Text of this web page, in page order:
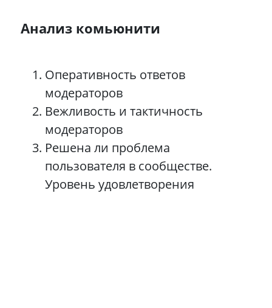
Анализ комьюнити
Оперативность ответов
модераторов
Вежливость и тактичность
модераторов
Решена ли проблема
пользователя в сообществе.
Уровень удовлетворения